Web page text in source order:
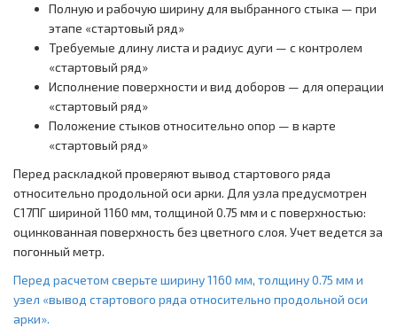
Полную и рабочую ширину для выбранного стыка — при
этапе «стартовый ряд»
Требуемые длину листа и радиус дуги — с контролем
«стартовый ряд»
Исполнение поверхности и вид доборов — для операции
«стартовый ряд»
Положение стыков относительно опор — в карте
«стартовый ряд»
Перед раскладкой проверяют вывод стартового ряда
относительно продольной оси арки. Для узла предусмотрен
С17ПГ шириной 1160 мм, толщиной 0.75 мм и с поверхностью:
оцинкованная поверхность без цветного слоя. Учет ведется за
погонный метр.
Перед расчетом сверьте ширину 1160 мм, толщину 0.75 мм и
узел «вывод стартового ряда относительно продольной оси
арки».